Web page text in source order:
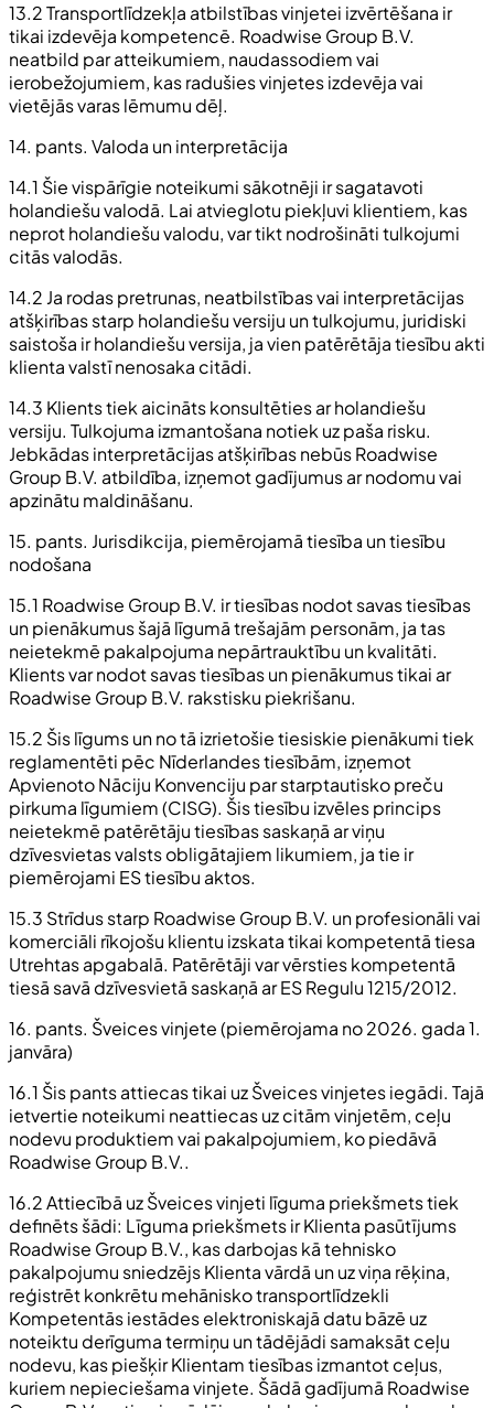
13.2 Transportlīdzekļa atbilstības vinjetei izvērtēšana ir
tikai izdevēja kompetencē. Roadwise Group B.V.
neatbild par atteikumiem, naudassodiem vai
ierobežojumiem, kas radušies vinjetes izdevēja vai
vietējās varas lēmumu dēļ.
14. pants. Valoda un interpretācija
14.1 Šie vispārīgie noteikumi sākotnēji ir sagatavoti
holandiešu valodā. Lai atvieglotu piekļuvi klientiem, kas
neprot holandiešu valodu, var tikt nodrošināti tulkojumi
citās valodās.
14.2 Ja rodas pretrunas, neatbilstības vai interpretācijas
atšķirības starp holandiešu versiju un tulkojumu, juridiski
saistoša ir holandiešu versija, ja vien patērētāja tiesību akti
klienta valstī nenosaka citādi.
14.3 Klients tiek aicināts konsultēties ar holandiešu
versiju. Tulkojuma izmantošana notiek uz paša risku.
Jebkādas interpretācijas atšķirības nebūs Roadwise
Group B.V. atbildība, izņemot gadījumus ar nodomu vai
apzinātu maldināšanu.
15. pants. Jurisdikcija, piemērojamā tiesība un tiesību
nodošana
15.1 Roadwise Group B.V. ir tiesības nodot savas tiesības
un pienākumus šajā līgumā trešajām personām, ja tas
neietekmē pakalpojuma nepārtrauktību un kvalitāti.
Klients var nodot savas tiesības un pienākumus tikai ar
Roadwise Group B.V. rakstisku piekrišanu.
15.2 Šis līgums un no tā izrietošie tiesiskie pienākumi tiek
reglamentēti pēc Nīderlandes tiesībām, izņemot
Apvienoto Nāciju Konvenciju par starptautisko preču
pirkuma līgumiem (CISG). Šis tiesību izvēles princips
neietekmē patērētāju tiesības saskaņā ar viņu
dzīvesvietas valsts obligātajiem likumiem, ja tie ir
piemērojami ES tiesību aktos.
15.3 Strīdus starp Roadwise Group B.V. un profesionāli vai
komerciāli rīkojošu klientu izskata tikai kompetentā tiesa
Utrehtas apgabalā. Patērētāji var vērsties kompetentā
tiesā savā dzīvesvietā saskaņā ar ES Regulu 1215/2012.
16. pants. Šveices vinjete (piemērojama no 2026. gada 1.
janvāra)
16.1 Šis pants attiecas tikai uz Šveices vinjetes iegādi. Tajā
ietvertie noteikumi neattiecas uz citām vinjetēm, ceļu
nodevu produktiem vai pakalpojumiem, ko piedāvā
Roadwise Group B.V..
16.2 Attiecībā uz Šveices vinjeti līguma priekšmets tiek
definēts šādi: Līguma priekšmets ir Klienta pasūtījums
Roadwise Group B.V., kas darbojas kā tehnisko
pakalpojumu sniedzējs Klienta vārdā un uz viņa rēķina,
reģistrēt konkrētu mehānisko transportlīdzekli
Kompetentās iestādes elektroniskajā datu bāzē uz
noteiktu derīguma termiņu un tādējādi samaksāt ceļu
nodevu, kas piešķir Klientam tiesības izmantot ceļus,
kuriem nepieciešama vinjete. Šādā gadījumā Roadwise